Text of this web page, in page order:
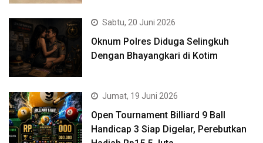
Sabtu, 20 Juni 2026
Oknum Polres Diduga Selingkuh
Dengan Bhayangkari di Kotim
Jumat, 19 Juni 2026
Open Tournament Billiard 9 Ball
Handicap 3 Siap Digelar, Perebutkan